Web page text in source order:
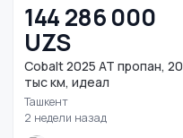
144 286 000
UZS
Cobalt 2025 AT пропан, 20
тыс км, идеал
Ташкент
2 недели назад